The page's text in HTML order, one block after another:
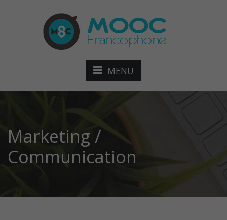
MENU
Marketing /
Communication